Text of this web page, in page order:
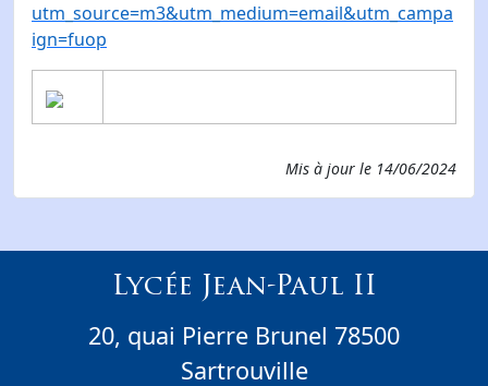
utm_source=m3&utm_medium=email&utm_campa
ign=fuop
Mis à jour le 14/06/2024
Lycée Jean-Paul II
20, quai Pierre Brunel 78500
Sartrouville